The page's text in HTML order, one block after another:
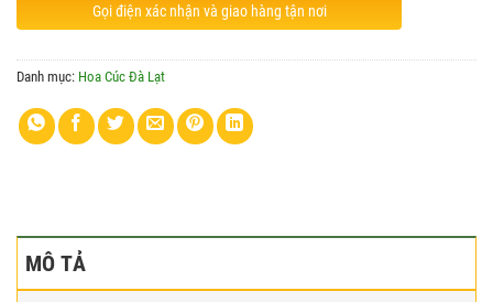
Gọi điện xác nhận và giao hàng tận nơi
Danh mục: Hoa Cúc Đà Lạt
MÔ TẢ